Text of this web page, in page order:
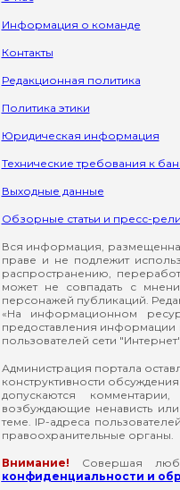
Информация о команде
Контакты
Редакционная политика
Политика этики
Юридическая информация
Технические требования к
Выходные данные
Обзорные статьи и пресс-
Вся информация,
праве и не подлежит
распространению,
может не совпадать с
персонажей публикаций.
«На информационном
предоставления информации
пользователей сети
Администрация портала
конструктивности
допускаются
возбуждающие ненависть
теме. IP-адреса
правоохранительные органы.
Внимание! Совершая
конфиденциальности и